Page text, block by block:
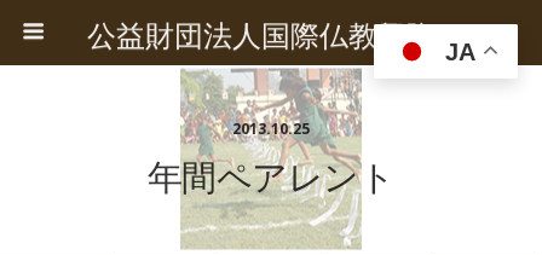
公益財団法人国際仏教興隆協会
2013.10.25
年間ペアレント
JA